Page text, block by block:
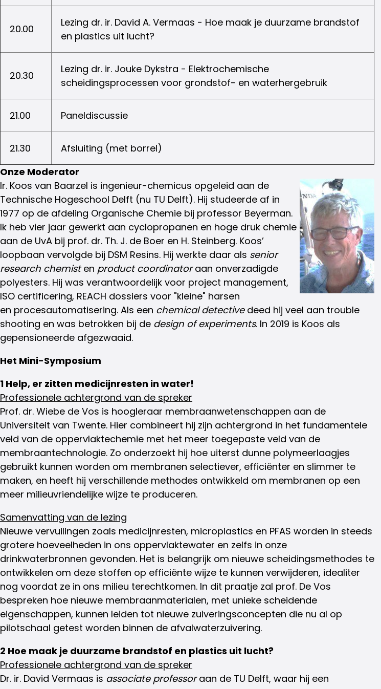
20.00
Lezing dr. ir. David A. Vermaas - Hoe maak je duurzame brandstof
en plastics uit lucht?
20.30
Lezing dr. ir. Jouke Dykstra - Elektrochemische
scheidingsprocessen voor grondstof- en waterhergebruik
21.00 Paneldiscussie
21.30
Afsluiting (met borrel)
Onze Moderator
Ir. Koos van Baarzel is ingenieur-chemicus opgeleid aan de
Technische Hogeschool Delft (nu TU Delft). Hij studeerde af in
1977 op de afdeling Organische Chemie bij professor Beyerman.
Ik heb vier jaar gewerkt aan cyclopropanen en hoge druk chemie
aan de UvA bij prof. dr. Th. J. de Boer en H. Steinberg. Koos’
loopbaan vervolgde bij DSM Resins. Hij werkte daar als senior
research chemisten product coordinatoraan onverzadigde
polyesters. Hij was verantwoordelijk voor project management,
ISO certificering, REACH dossiers voor "kleine" harsen
en procesautomatisering. Als een chemical detective deed hij veel aan trouble
shooting en was betrokken bij de design of experiments. In 2019 is Koos als
gepensioneerde afgezwaaid.
Het Mini-Symposium
1 Help, er zitten medicijnresten in water!
Professionele achtergrond van de spreker
Prof. dr. Wiebe de Vos is hoogleraar membraanwetenschappen aan de
Universiteit van Twente. Hier combineert hij zijn achtergrond in het fundamentele
veld van de oppervlaktechemie met het meer toegepaste veld van de
membraantechnologie. Zo onderzoekt hij hoe uiterst dunne polymeerlaagjes
gebruikt kunnen worden om membranen selectiever, efficiënter en slimmer te
maken, en heeft hij verschillende methodes ontwikkeld om membranen op een
meer milieuvriendelijke wijze te produceren.
Samenvatting van de lezing
Nieuwe vervuilingen zoals medicijnresten, microplastics en PFAS worden in steeds
grotere hoeveelheden in ons oppervlaktewater en zelfs in onze
drinkwaterbronnen gevonden. Het is belangrijk om nieuwe scheidingsmethodes te
ontwikkelen om deze stoffen op efficiënte wijze te kunnen verwijderen, idealiter
nog voordat ze in ons milieu terechtkomen. In dit praatje zal prof. De Vos
bespreken hoe nieuwe membraanmaterialen, met unieke scheidende
eigenschappen, kunnen leiden tot nieuwe zuiveringsconcepten die nu al op
pilotschaal getest worden binnen de afvalwaterzuivering.
2 Hoe maak je duurzame brandstof en plastics uit lucht?
Professionele achtergrond van de spreker
Dr. ir. David Vermaas is associate professoraan de TU Delft, waar hij een